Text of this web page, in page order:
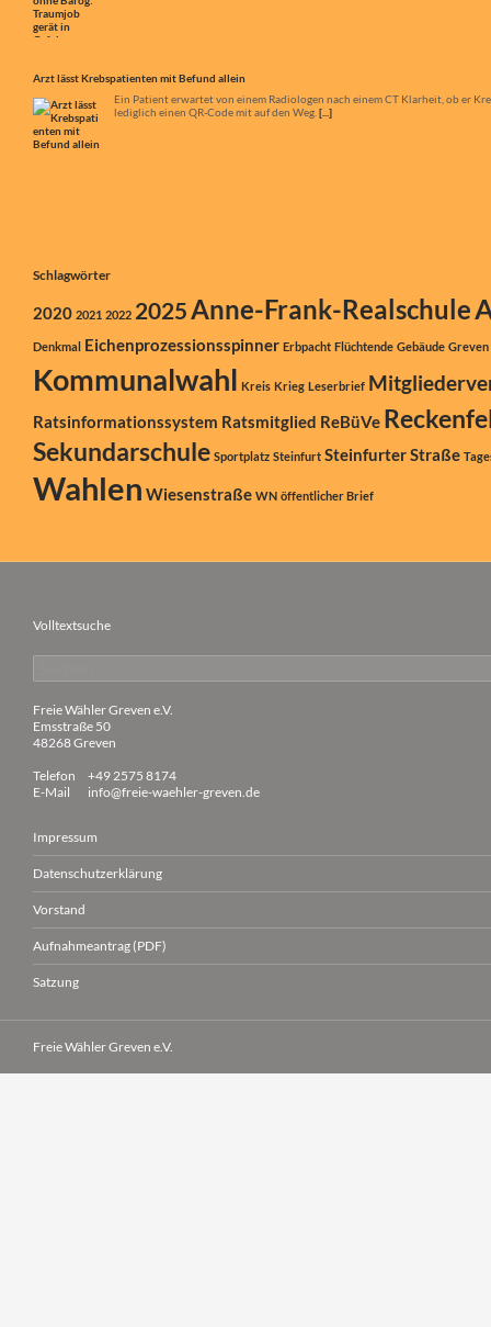
Vor dem NRW-Tag in Münster spricht Ministerpräsident Hendrik Wüst im
Schlagwörter
2020 2021 2022 2025Anne-Frank-Realschule
Denkmal Eichenprozessionsspinner Erbpacht Flüchtende Gebäude Greven
Kommunalwahl Kreis Krieg Leserbrief
Ratsinformationssystem Ratsmitglied ReBüVe
Sekundarschule Sportplatz Steinfurt Steinfurter Straße
Wahlen Wiesenstraße WN öffentlicher Brief
Volltextsuche
nach:
Freie Wähler Greven e.V.
Emsstraße 50
48268 Greven
Telefon
+49 2575 8174
E-Mail
info@freie-waehler-greven.de
Impressum
Datenschutzerklärung
Vorstand
Aufnahmeantrag (PDF)
Satzung
Freie Wähler Greven e.V.